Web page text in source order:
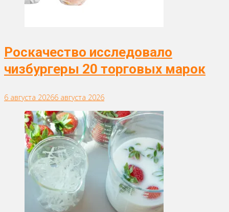
Роскачество исследовало
чизбургеры 20 торговых марок
6 августа 20266 августа 2026